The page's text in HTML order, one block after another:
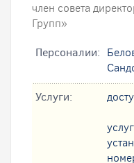
член совета
Групп»
Персоналии:
Услуги: